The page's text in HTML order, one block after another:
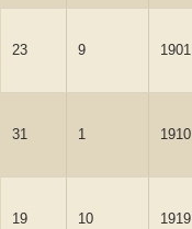
23 9 1901
31 1 1910
19 10 1919